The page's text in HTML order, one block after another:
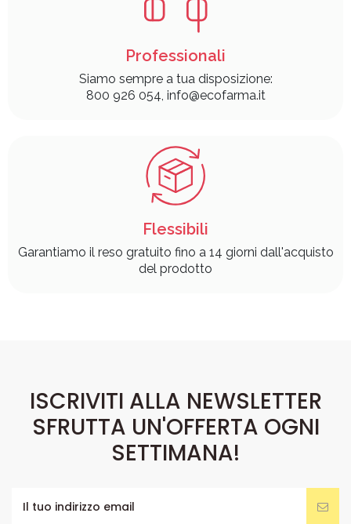
Professionali
Siamo sempre a tua disposizione:
800 926 054, info@ecofarma.it
Flessibili
Garantiamo il reso gratuito fino a 14 giorni dall'acquisto
del prodotto
ISCRIVITI ALLA NEWSLETTER
SFRUTTA UN'OFFERTA OGNI
SETTIMANA!